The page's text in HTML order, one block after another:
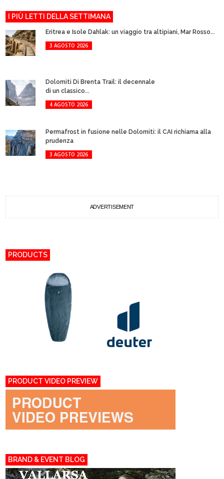
I PIÙ LETTI DELLA SETTIMANA
Eritrea e Isole Dahlak: un viaggio tra altipiani, Mar Rosso...
3 AGOSTO 2026
Dolomiti Di Brenta Trail: il decennale
di un classico...
4 AGOSTO 2026
Permafrost in fusione nelle Dolomiti: il CAI richiama alla
prudenza
3 AGOSTO 2026
ADVERTISEMENT
PRODUCTS
PRODUCT VIDEO PREVIEW
BRAND & EVENT BLOG